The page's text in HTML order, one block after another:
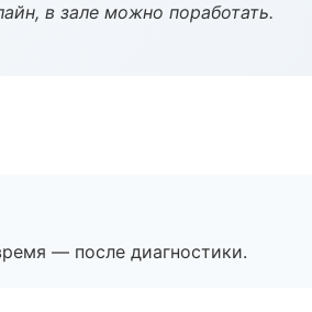
в зале можно поработать.
— после диагностики.